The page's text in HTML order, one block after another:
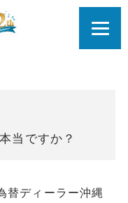
当ですか？
替ディーラー沖縄